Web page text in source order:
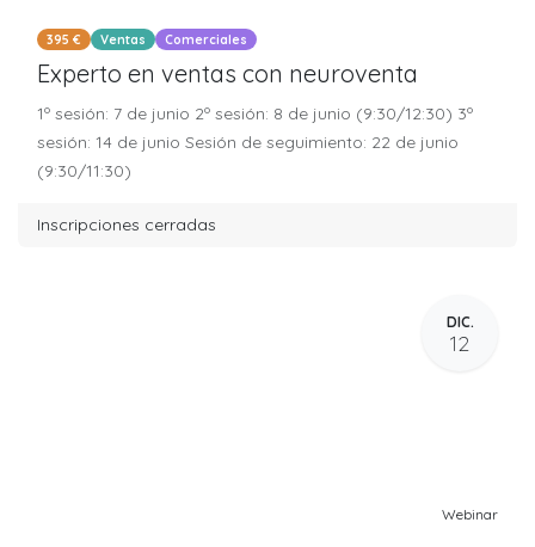
395 € Ventas Comerciales
Experto en ventas con neuroventa
1º sesión: 7 de junio 2º sesión: 8 de junio (9:30/12:30) 3º
sesión: 14 de junio Sesión de seguimiento: 22 de junio
(9:30/11:30)
Inscripciones cerradas
DIC.
12
Webinar